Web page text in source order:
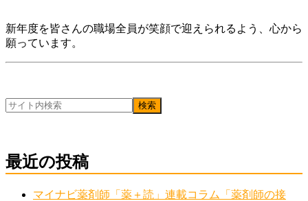
新年度を皆さんの職場全員が笑顔で迎えられるよう、心から
願っています。
最近の投稿
マイナビ薬剤師「薬＋読」連載コラム「薬剤師の接